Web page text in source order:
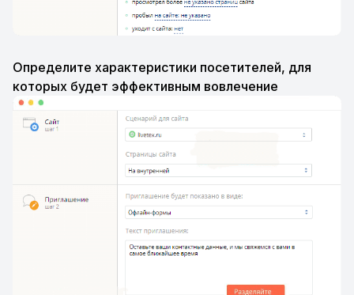
Определите характеристики посетителей, для
которых будет эффективным вовлечение